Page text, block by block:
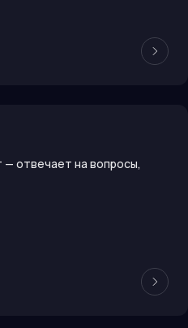
отвечает на вопросы,